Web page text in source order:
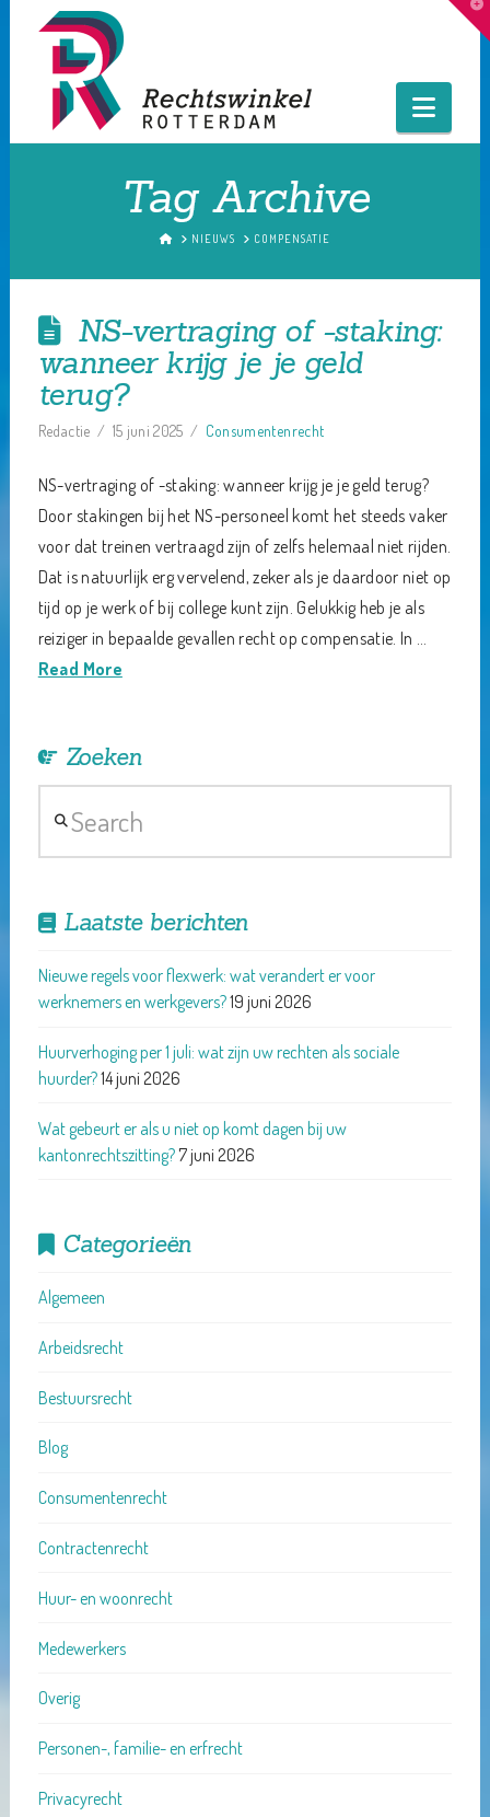
Tag Archive
HOMENIEUWS COMPENSATIE
NS-vertraging of -staking:
wanneer krijg je je geld
terug?
Redactie 15 juni 2025 Consumentenrecht
NS-vertraging of -staking: wanneer krijg je je geld terug?
Door stakingen bij het NS-personeel komt het steeds vaker
voor dat treinen vertraagd zijn of zelfs helemaal niet rijden.
Dat is natuurlijk erg vervelend, zeker als je daardoor niet op
tijd op je werk of bij college kunt zijn. Gelukkig heb je als
reiziger in bepaalde gevallen recht op compensatie. In …
Read More
Zoeken
Laatste berichten
Nieuwe regels voor flexwerk: wat verandert er voor
werknemers en werkgevers?19 juni 2026
Huurverhoging per 1 juli: wat zijn uw rechten als sociale
huurder?14 juni 2026
Wat gebeurt er als u niet op komt dagen bij uw
kantonrechtszitting?7 juni 2026
Categorieën
Algemeen
Arbeidsrecht
Bestuursrecht
Blog
Consumentenrecht
Contractenrecht
Huur- en woonrecht
Medewerkers
Overig
Personen-, familie- en erfrecht
Privacyrecht